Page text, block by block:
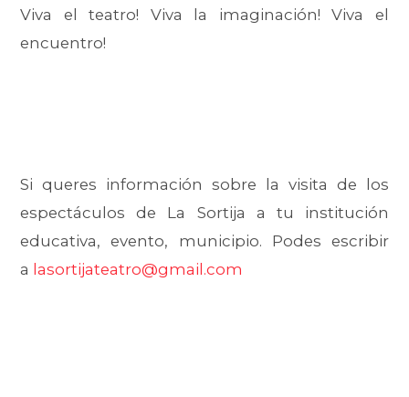
Viva el teatro! Viva la imaginación! Viva el
encuentro!
Si queres información sobre la visita de los
espectáculos de La Sortija a tu institución
educativa, evento, municipio. Podes escribir
a lasortijateatro@gmail.com